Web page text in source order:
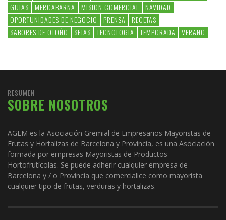
GUIAS
MERCABARNA MISION COMERCIAL
NAVIDAD
OPORTUNIDADES DE NEGOCIO
PRENSA
RECETAS
SABORES DE OTOÑO
SETAS TECNOLOGIA TEMPORADA VERANO
RESUMEN
SOBRE NOSOTROS
AGEM es la Asociación Gremial de Empresarios Mayoristas de
Frutas y Hortalizas de Barcelona y Provincia, es una Asociación
formada por empresas Mayoristas de Productos
Hortofrutícolas. Se puede adherir cualquier empresa de
Barcelona y / o Provincia que comercialice como mayorista
cualquier tipo de frutas, verduras y hortalizas.